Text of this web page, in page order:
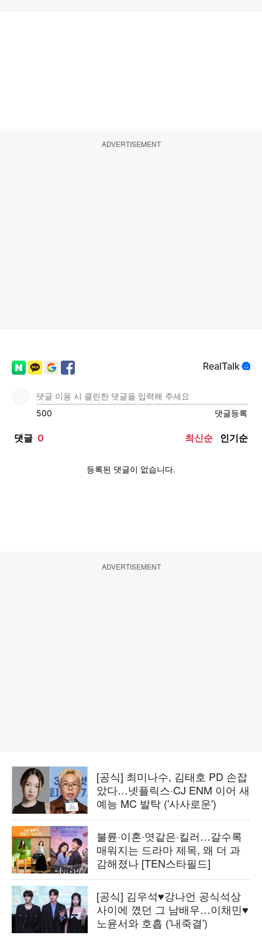
ADVERTISEMENT
ADVERTISEMENT
[공식] 최미나수, 김태호 PD 손잡
았다…넷플릭스·CJ ENM 이어 새
예능 MC 발탁 ('사사로운')
불륜·이혼·엿같은·킬러…갈수록
매워지는 드라마 제목, 왜 더 과
감해졌나 [TEN스타필드]
[공식] 김우석♥강나언 공식석상
사이에 꼈던 그 남배우…이채민♥
노윤서와 호흡 ('내죽결')